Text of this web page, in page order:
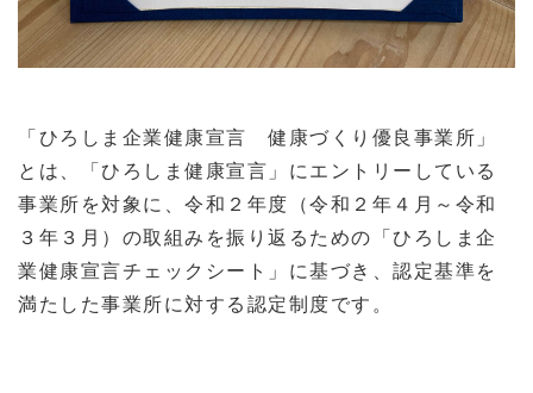
「ひろしま企業健康宣言 健康づくり優良事業所」
とは、「ひろしま健康宣言」にエントリーしている
事業所を対象に、令和２年度（令和２年４月～令和
３年３月）の取組みを振り返るための「ひろしま企
業健康宣言チェックシート」に基づき、認定基準を
満たした事業所に対する認定制度です。